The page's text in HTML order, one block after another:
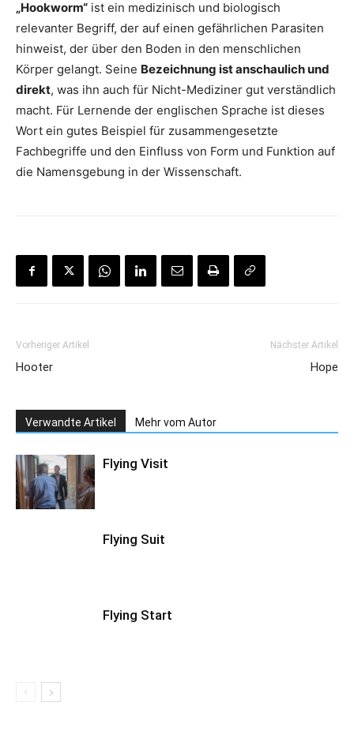
„Hookworm“ ist ein medizinisch und biologisch
relevanter Begriff, der auf einen gefährlichen Parasiten
hinweist, der über den Boden in den menschlichen
Körper gelangt. Seine Bezeichnung ist anschaulich und
direkt, was ihn auch für Nicht-Mediziner gut verständlich
macht. Für Lernende der englischen Sprache ist dieses
Wort ein gutes Beispiel für zusammengesetzte
Fachbegriffe und den Einfluss von Form und Funktion auf
die Namensgebung in der Wissenschaft.
Vorheriger Artikel
Hooter
Nächster Artikel
Hope
Verwandte Artikel Mehr vom Autor
Flying Visit
Flying Suit
Flying Start